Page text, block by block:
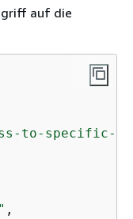
auf die
to-specific-
,